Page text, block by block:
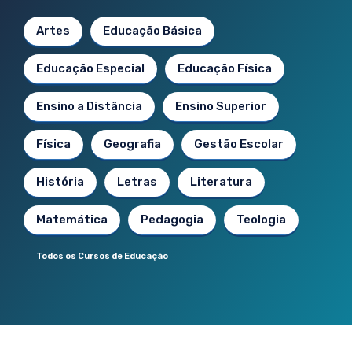
Artes Educação Básica
Educação Especial Educação Física
Ensino a Distância Ensino Superior
Física Geografia Gestão Escolar
História Letras Literatura
Matemática Pedagogia Teologia
Todos os Cursos de Educação